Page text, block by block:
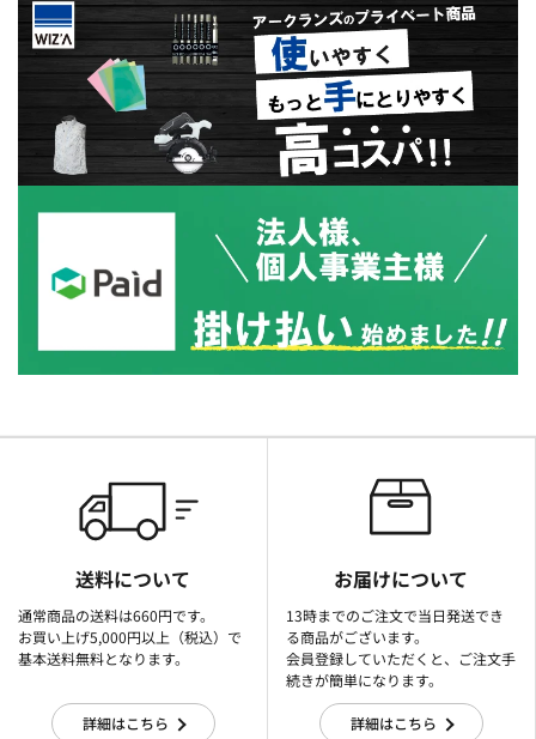
送料について
通常商品の送料は660円です。
お買い上げ5,000円以上（税込）で
基本送料無料となります。
詳細はこちら
お届けについて
13時までのご注文で当日発送でき
る商品がございます。
会員登録していただくと、ご注文手
続きが簡単になります。
詳細はこちら